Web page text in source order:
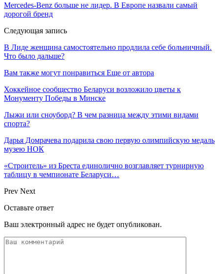
Mercedes-Benz больше не лидер. В Европе назвали самый
дорогой бренд
Следующая запись
В Лиде женщина самостоятельно продлила себе больничный.
Что было дальше?
Вам также могут понравиться Еще от автора
Хоккейное сообщество Беларуси возложило цветы к
Монументу Победы в Минске
Лыжи или сноуборд? В чем разница между этими видами
спорта?
Дарья Домрачева подарила свою первую олимпийскую медаль
музею НОК
«Строитель» из Бреста единолично возглавляет турнирную
таблицу в чемпионате Беларуси…
Prev Next
Оставьте ответ
Ваш электронный адрес не будет опубликован.